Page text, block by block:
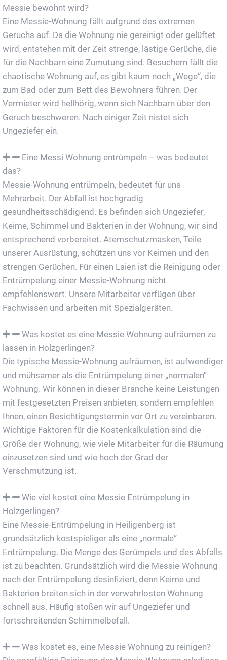
Messie bewohnt wird?
Eine Messie-Wohnung fällt aufgrund des extremen
Geruchs auf. Da die Wohnung nie gereinigt oder gelüftet
wird, entstehen mit der Zeit strenge, lästige Gerüche, die
für die Nachbarn eine Zumutung sind. Besuchern fällt die
chaotische Wohnung auf, es gibt kaum noch „Wege“, die
zum Bad oder zum Bett des Bewohners führen. Der
Vermieter wird hellhörig, wenn sich Nachbarn über den
Geruch beschweren. Nach einiger Zeit nistet sich
Ungeziefer ein.
Eine Messi Wohnung entrümpeln – was bedeutet
das?
Messie-Wohnung entrümpeln, bedeutet für uns
Mehrarbeit. Der Abfall ist hochgradig
gesundheitsschädigend. Es befinden sich Ungeziefer,
Keime, Schimmel und Bakterien in der Wohnung, wir sind
entsprechend vorbereitet. Atemschutzmasken, Teile
unserer Ausrüstung, schützen uns vor Keimen und den
strengen Gerüchen. Für einen Laien ist die Reinigung oder
Entrümpelung einer Messie-Wohnung nicht
empfehlenswert. Unsere Mitarbeiter verfügen über
Fachwissen und arbeiten mit Spezialgeräten.
Was kostet es eine Messie Wohnung aufräumen zu
lassen in Holzgerlingen?
Die typische Messie-Wohnung aufräumen, ist aufwendiger
und mühsamer als die Entrümpelung einer „normalen“
Wohnung. Wir können in dieser Branche keine Leistungen
mit festgesetzten Preisen anbieten, sondern empfehlen
Ihnen, einen Besichtigungstermin vor Ort zu vereinbaren.
Wichtige Faktoren für die Kostenkalkulation sind die
Größe der Wohnung, wie viele Mitarbeiter für die Räumung
einzusetzen sind und wie hoch der Grad der
Verschmutzung ist.
Wie viel kostet eine Messie Entrümpelung in
Holzgerlingen?
Eine Messie-Entrümpelung in Heiligenberg ist
grundsätzlich kostspieliger als eine „normale“
Entrümpelung. Die Menge des Gerümpels und des Abfalls
ist zu beachten. Grundsätzlich wird die Messie-Wohnung
nach der Entrümpelung desinfiziert, denn Keime und
Bakterien breiten sich in der verwahrlosten Wohnung
schnell aus. Häufig stoßen wir auf Ungeziefer und
fortschreitenden Schimmelbefall.
Was kostet es, eine Messie Wohnung zu reinigen?